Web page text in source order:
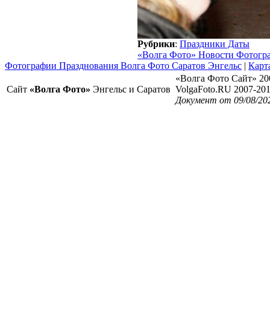
Рубрики: Праздники Даты
«Волга Фото» Новости
Фотографии Празднования Волга Фото Саратов Энгельс |
Сайт «Волга Фото» Энгельс и Саратов
«Волга Фото Сайт»
VolgaFoto.RU 2007-
Документ от 09/08/